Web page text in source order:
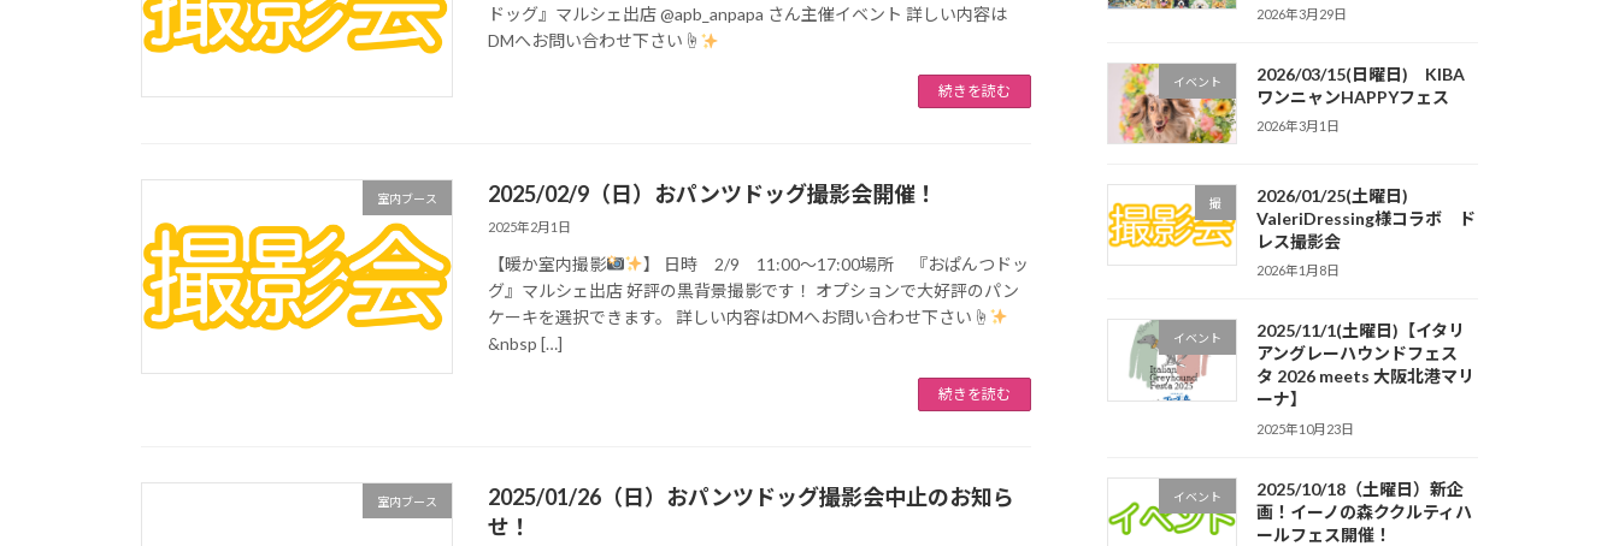
ドッグ』マルシェ出店 @apb_anpapa さん主催イベント 詳しい内容は
DMへお問い合わせ下さい☝
続きを読む
室内ブース 2025/02/9（日）おパンツドッグ撮影会開催！
2025年2月1日
【暖か室内撮影
】 日時 2/9 11:00〜17:00場所 『おぱんつドッ
グ』マルシェ出店 好評の黒背景撮影です！ オプションで大好評のパン
ケーキを選択できます。 詳しい内容はDMへお問い合わせ下さい☝
&nbsp […]
続きを読む
室内ブース
2025/01/26（日）おパンツドッグ撮影会中止のお知ら
せ！
2026年3月29日
イベント
2026/03/15(日曜日) KIBA
ワンニャンHAPPYフェス
2026年3月1日
撮
2026/01/25(土曜日)
ValeriDressing様コラボ ド
レス撮影会
2026年1月8日
イベント
2025/11/1(土曜日)【イタリ
アングレーハウンドフェス
タ 2026 meets 大阪北港マリ
ーナ】
2025年10月23日
イベント
2025/10/18（土曜日）新企
画！イーノの森ククルティハ
ールフェス開催！